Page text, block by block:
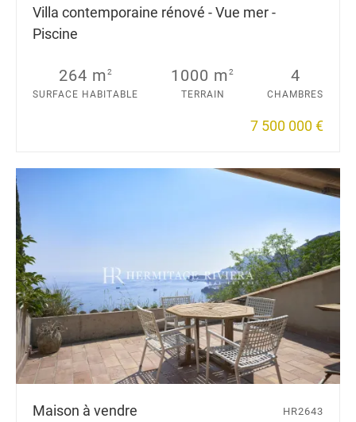
Villa contemporaine rénové - Vue mer -
Piscine
264 m2
SURFACE HABITABLE
1000 m2
TERRAIN
4
CHAMBRES
7 500 000 €
Maison à vendre
HR2643